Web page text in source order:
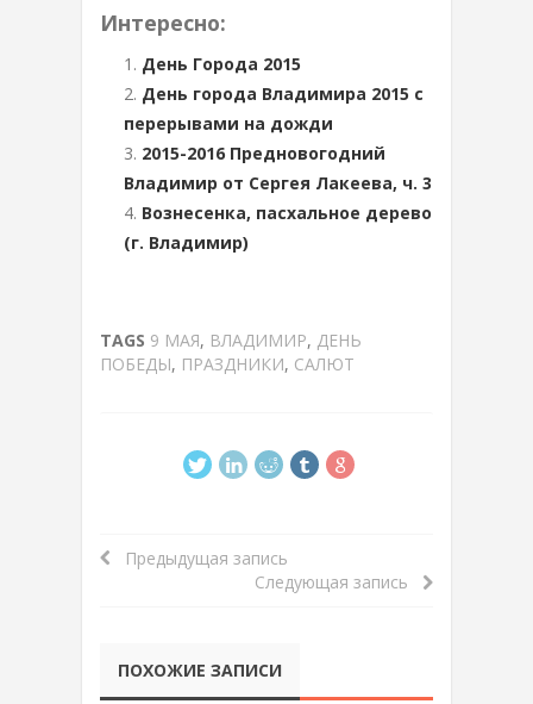
Интересно:
День Города 2015
День города Владимира 2015 с
перерывами на дожди
2015-2016 Предновогодний
Владимир от Сергея Лакеева, ч. 3
Вознесенка, пасхальное дерево
(г. Владимир)
TAGS 9 МАЯ, ВЛАДИМИР, ДЕНЬ
ПОБЕДЫ, ПРАЗДНИКИ, САЛЮТ
Предыдущая запись
Следующая запись
ПОХОЖИЕ ЗАПИСИ